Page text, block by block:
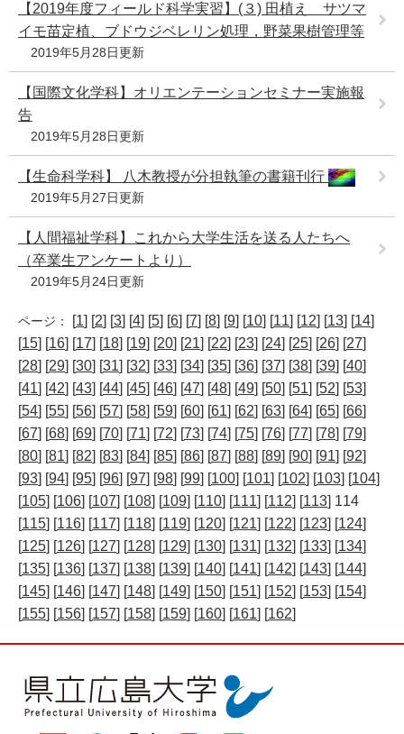
【2019年度フィールド科学実習】(３) 田植え サツマ
イモ苗定植、ブドウジベレリン処理，野菜果樹管理等
2019年5月28日更新
【国際文化学科】オリエンテーションセミナー実施報
告
2019年5月28日更新
【生命科学科】 八木教授が分担執筆の書籍刊行
2019年5月27日更新
【人間福祉学科】これから大学生活を送る人たちへ
（卒業生アンケートより）
2019年5月24日更新
ページ： [1] [2] [3] [4] [5] [6] [7] [8] [9] [10] [11] [12] [13] [14]
[15] [16] [17] [18] [19] [20] [21] [22] [23] [24] [25] [26] [27]
[28] [29] [30] [31] [32] [33] [34] [35] [36] [37] [38] [39] [40]
[41] [42] [43] [44] [45] [46] [47] [48] [49] [50] [51] [52] [53]
[54] [55] [56] [57] [58] [59] [60] [61] [62] [63] [64] [65] [66]
[67] [68] [69] [70] [71] [72] [73] [74] [75] [76] [77] [78] [79]
[80] [81] [82] [83] [84] [85] [86] [87] [88] [89] [90] [91] [92]
[93] [94] [95] [96] [97] [98] [99] [100] [101] [102] [103] [104]
[105] [106] [107] [108] [109] [110] [111] [112] [113] 114
[115] [116] [117] [118] [119] [120] [121] [122] [123] [124]
[125] [126] [127] [128] [129] [130] [131] [132] [133] [134]
[135] [136] [137] [138] [139] [140] [141] [142] [143] [144]
[145] [146] [147] [148] [149] [150] [151] [152] [153] [154]
[155] [156] [157] [158] [159] [160] [161] [162]